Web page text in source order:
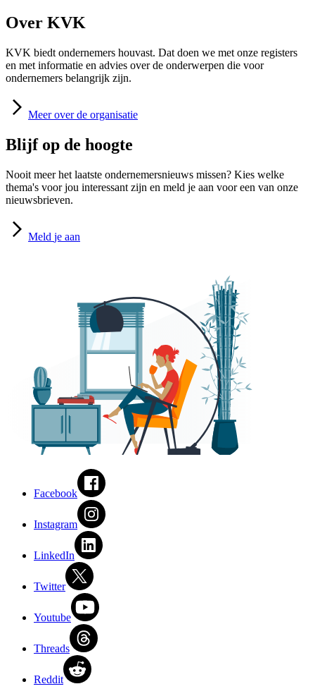
Over KVK
KVK biedt ondernemers houvast. Dat doen we met onze registers
en met informatie en advies over de onderwerpen die voor
ondernemers belangrijk zijn.
Meer over de organisatie
Blijf op de hoogte
Nooit meer het laatste ondernemersnieuws missen? Kies welke
thema's voor jou interessant zijn en meld je aan voor een van onze
nieuwsbrieven.
Meld je aan
Facebook
Instagram
LinkedIn
Twitter
Youtube
Threads
Reddit